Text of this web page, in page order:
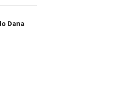
Dana